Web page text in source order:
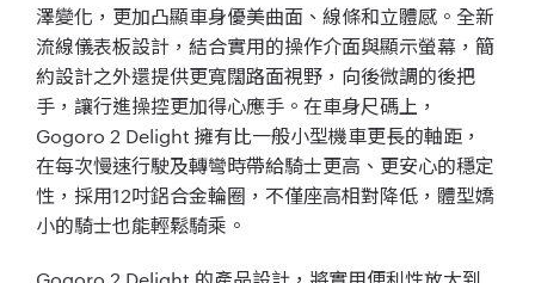
澤變化，更加凸顯車身優美曲面、線條和立體感。全新
流線儀表板設計，結合實用的操作介面與顯示螢幕，簡
約設計之外還提供更寬闊路面視野，向後微調的後把
手，讓行進操控更加得心應手。在車身尺碼上，
Gogoro 2 Delight 擁有比一般小型機車更長的軸距，
在每次慢速行駛及轉彎時帶給騎士更高、更安心的穩定
性，採用12吋鋁合金輪圈，不僅座高相對降低，體型嬌
小的騎士也能輕鬆騎乘。